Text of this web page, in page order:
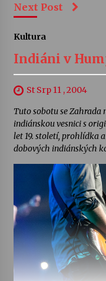
Next Post
Kultura
Indiáni v
St Srp 11 , 2004
Tuto sobotu se
indiánskou vesnici s
let 19. století, prohlídka
dobových indiánských